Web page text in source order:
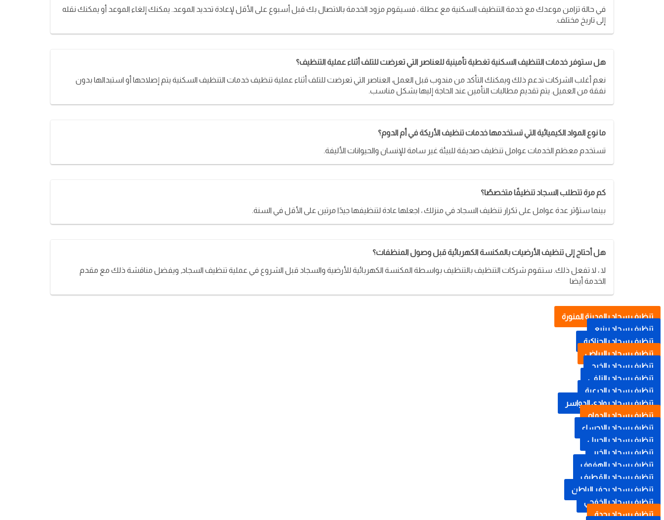
في حالة تزامن موعدك مع خدمة التنظيف السكنية مع عطلة ، فسيقوم مزود الخدمة بالاتصال بك قبل أسبوع على الأقل لإعادة تحديد الموعد. يمكنك إلغاء الموعد أو يمكنك نقله
إلى تاريخ مختلف.
هل ستوفر خدمات التنظيف السكنية تغطية تأمينية للعناصر التي تعرضت للتلف أثناء عملية التنظيف؟
نعم أغلب الشركات تدعم ذلك ويمكنك التأكد من مندوب قبل العمل، العناصر التي تعرضت للتلف أثناء عملية تنظيف خدمات التنظيف السكنية يتم إصلاحها أو استبدالها بدون
نفقة من العميل. يتم تقديم مطالبات التأمين عند الحاجة إليها بشكل مناسب.
ما نوع المواد الكيميائية التي تستخدمها خدمات تنظيف الأريكة في أم الدوم؟
تستخدم معظم الخدمات عوامل تنظيف صديقة للبيئة غير سامة للإنسان والحيوانات الأليفة.
كم مرة تتطلب السجاد تنظيفًا متخصصًا؟
بينما ستؤثر عدة عوامل على تكرار تنظيف السجاد في منزلك ، اجعلها عادة لتنظيفها جيدًا مرتين على الأقل في السنة.
هل أحتاج إلى تنظيف الأرضيات بالمكنسة الكهربائية قبل وصول المنظفات؟
لا ، لا تفعل ذلك. ستقوم شركات التنظيف بالتنظيف بواسطة المكنسة الكهربائية للأرضية والسجاد قبل الشروع في عملية تنظيف السجاد, ويفضل مناقشة ذلك مع مقدم
الخدمة أيضا
تنظيف سجاد بالمدينة المنورة
تنظيف سجاد بينبع
تنظيف سجاد بالحناكية
تنظيف سجاد بالرياض
تنظيف سجاد بالخرج
تنظيف سجاد بالزلفي
تنظيف سجاد بالدرعية
تنظيف سجاد بوادي الدواسر
تنظيف سجاد بالدمام
تنظيف سجاد بالاحساء
تنظيف سجاد بالجبيل
تنظيف سجاد بالخبر
تنظيف سجاد بالهفوف
تنظيف سجاد بالقطيف
تنظيف سجاد بحفر الباطن
تنظيف سجاد بالخفجي
تنظيف سجاد بجدة